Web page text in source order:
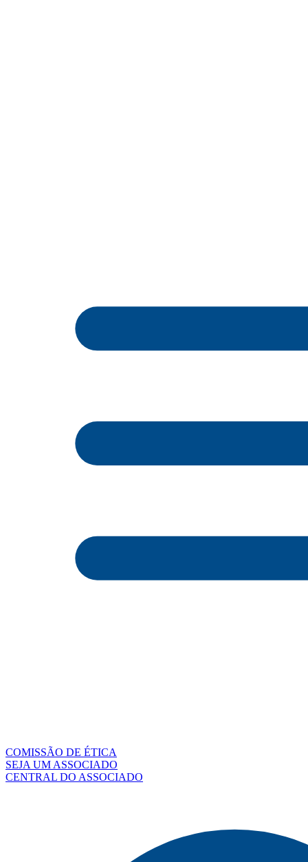
COMISSÃO DE ÉTICA
SEJA UM ASSOCIADO
CENTRAL DO ASSOCIADO